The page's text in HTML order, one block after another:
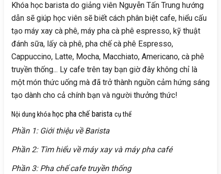
Khóa học barista do giảng viên Nguyễn Tấn Trung hướng
dẫn sẽ giúp học viên sẽ biết cách phân biệt cafe, hiểu cấu
tạo máy xay cà phê, máy pha cà phê espresso, kỹ thuật
đánh sữa, lấy cà phê, pha chế cà phê Espresso,
Cappuccino, Latte, Mocha, Macchiato, Americano, cà phê
truyền thống... Ly cafe trên tay bạn giờ đây không chỉ là
một món thức uống mà đã trở thành nguồn cảm hứng sáng
tạo dành cho cả chính bạn và người thưởng thức!
Nội dung khóa học pha chế barista cụ thể
Phần 1: Giới thiệu về Barista
Phần 2: Tìm hiểu về máy xay và máy pha café
Phần 3: Pha chế cafe truyền thống